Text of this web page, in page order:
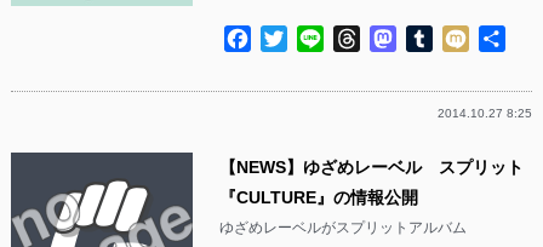
Facebook
TwitterLine ThreadsMastodon
Tumblr
Mixi
2014.10.27 8:25
【NEWS】ゆざめレーベル スプリット
『CULTURE』の情報公開
ゆざめレーベルがスプリットアルバム